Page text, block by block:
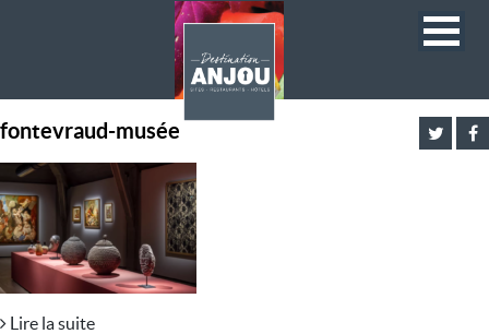
fontevraud-musée
Lire la suite